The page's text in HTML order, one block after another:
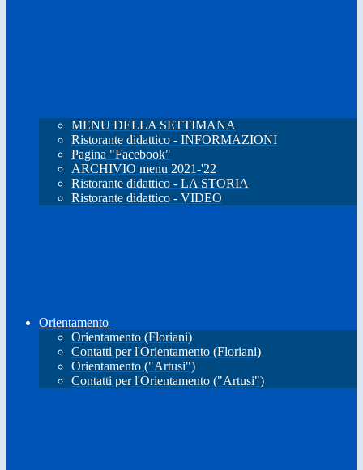
MENU DELLA SETTIMANA
Ristorante didattico - INFORMAZIONI
Pagina "Facebook"
ARCHIVIO menu 2021-'22
Ristorante didattico - LA STORIA
Ristorante didattico - VIDEO
Orientamento
Orientamento (Floriani)
Contatti per l'Orientamento (Floriani)
Orientamento ("Artusi")
Contatti per l'Orientamento ("Artusi")